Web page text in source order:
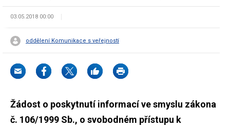
03.05.2018 00:00
oddělení Komunikace s veřejností
Žádost o poskytnutí informací ve smyslu zákona
č. 106/1999 Sb., o svobodném přístupu k